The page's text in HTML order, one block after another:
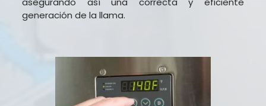
generación de la llama.